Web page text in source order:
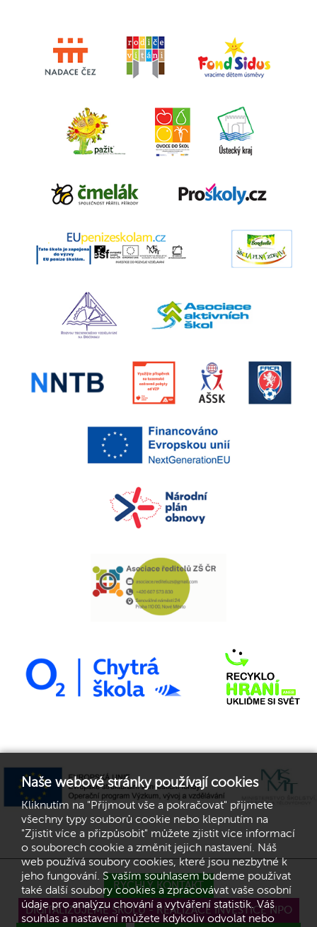
RYCHLÝ KONTAKT
DIGITALIZUJEME ŠKOLU - REALIZACE INVESTICE NPO
Naše webové stránky používají cookies
Kliknutím na "Přijmout vše a pokračovat" přijmete
všechny typy souborů cookie nebo klepnutím na
"Zjistit více a přizpůsobit" můžete zjistit více informací
o souborech cookie a změnit jejich nastavení. Náš
web používá soubory cookies, které jsou nezbytné k
jeho fungování. S vaším souhlasem budeme používat
také další soubory cookies a zpracovávat vaše osobní
údaje pro analýzu chování a vytváření statistik. Váš
souhlas a nastavení můžete kdykoliv odvolat nebo